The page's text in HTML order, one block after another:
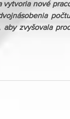
vytvoria nové
zvyšovala